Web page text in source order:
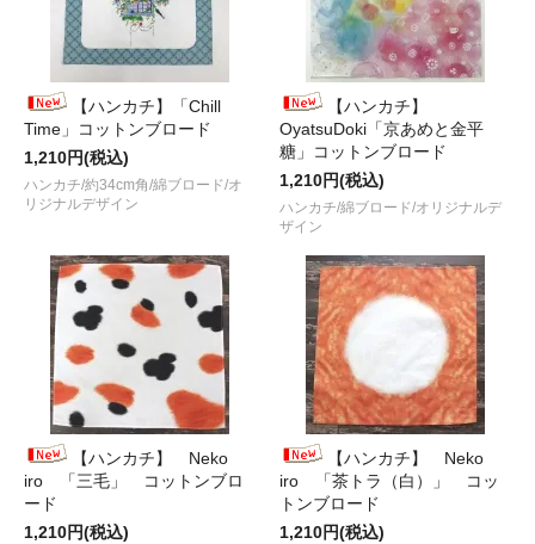
【ハンカチ】「Chill
Time」コットンブロード
1,210円(税込)
ハンカチ/約34cm角/綿ブロード/オ
リジナルデザイン
【ハンカチ】
OyatsuDoki「京あめと金平
糖」コットンブロード
1,210円(税込)
ハンカチ/綿ブロード/オリジナルデ
ザイン
【ハンカチ】 Neko
iro 「三毛」 コットンブロ
ード
1,210円(税込)
【ハンカチ】 Neko
iro 「茶トラ（白）」 コッ
トンブロード
1,210円(税込)